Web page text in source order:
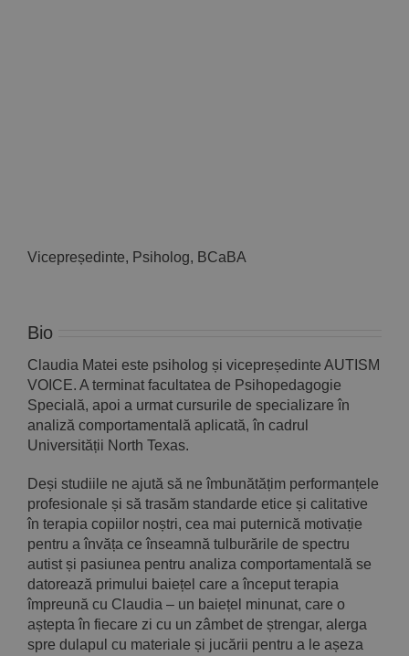
Vicepreședinte, Psiholog, BCaBA
Bio
Claudia Matei este psiholog și vicepreședinte AUTISM
VOICE. A terminat facultatea de Psihopedagogie
Specială, apoi a urmat cursurile de specializare în
analiză comportamentală aplicată, în cadrul
Universității North Texas.
Deși studiile ne ajută să ne îmbunătățim performanțele
profesionale și să trasăm standarde etice și calitative
în terapia copiilor noștri, cea mai puternică motivație
pentru a învăța ce înseamnă tulburările de spectru
autist și pasiunea pentru analiza comportamentală se
datorează primului baiețel care a început terapia
împreună cu Claudia – un baiețel minunat, care o
aștepta în fiecare zi cu un zâmbet de ștrengar, alerga
spre dulapul cu materiale și jucării pentru a le așeza